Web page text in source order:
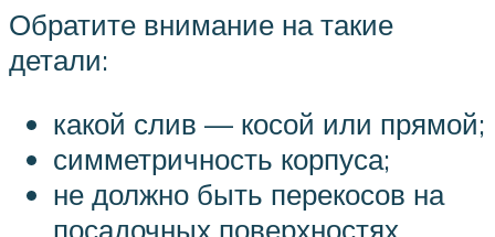
Обратите внимание на такие
детали:
какой слив — косой или прямой;
симметричность корпуса;
не должно быть перекосов на
посадочных поверхностях